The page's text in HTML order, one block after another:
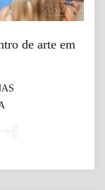
de arte em